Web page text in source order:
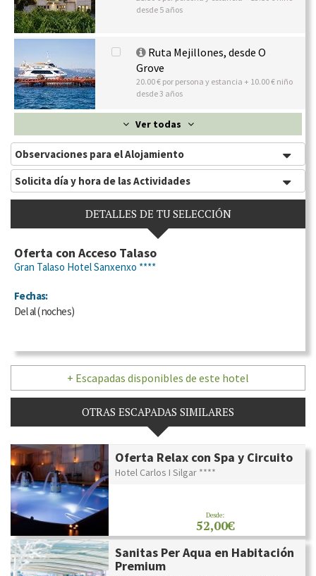
desde 5 años
Ruta Mejillones, desde O
Grove
20.00 € por persona y estancia + 10.00 € niño
desde 3 años
Ver todas
Observaciones para el Alojamiento
Solicita día y hora de las Actividades
DETALLES DE TU SELECCIÓN
Oferta con Acceso Talaso
Gran Talaso Hotel Sanxenxo ****
Fechas:
Delal(noches)
+ Escapadas disponibles de este hotel
OTRAS ESCAPADAS SIMILARES
Oferta Relax con Spa y Circuito
Hotel Carlos I Silgar ****
Desde:
52,00€
Sanitas Per Aqua en Habitación
Premium